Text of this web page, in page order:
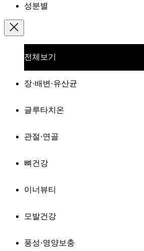
성분별
전체보기
장·배변·유산균
글루타치온
관절·연골
뼈건강
이너뷰티
모발건강
풍성·영양보충